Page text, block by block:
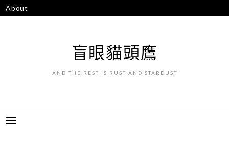
跳
至
About
盲眼貓頭鷹
AND THE REST IS RUST AND STARDUST